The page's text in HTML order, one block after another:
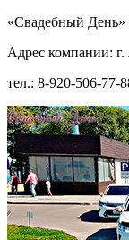
«Свадебный День»
Адрес компании:
тел.: 8-920-506-77-